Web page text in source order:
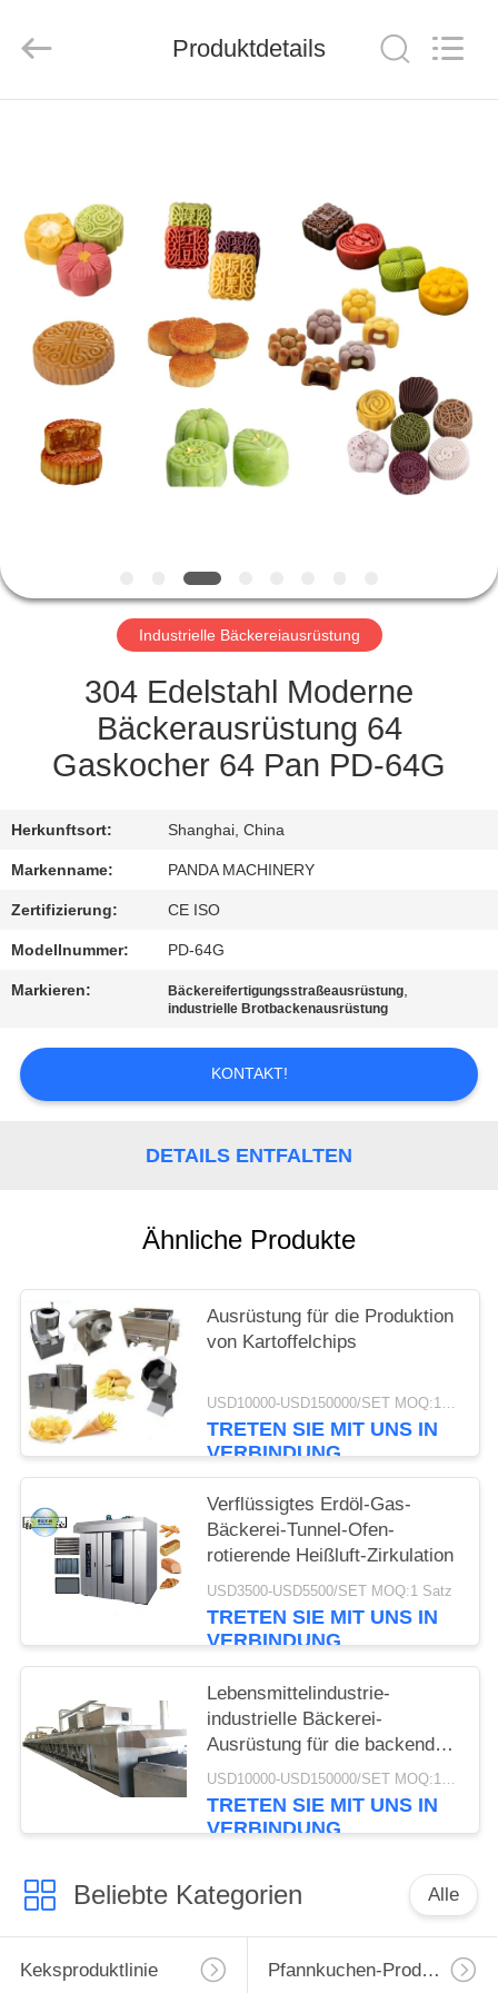
ÜBER
UNS
FABRIK-
QUALITÄTSKONTROLLE
SIE
MIT
VERBINDUNG
FORDERN
SIE
EIN
SITEMAP
PRIVACY
Reserved.
Developed
Produktdetails
Industrielle Bäckereiausrüstung
304 Edelstahl Moderne
Bäckerausrüstung 64
Gaskocher 64 Pan PD-64G
Herkunftsort: Shanghai, China
Markenname: PANDA MACHINERY
Zertifizierung: CE ISO
Modellnummer: PD-64G
Markieren: Bäckereifertigungsstraßeausrüstung,
industrielle Brotbackenausrüstung
KONTAKT!
DETAILS ENTFALTEN
Ähnliche Produkte
Ausrüstung für die Produktion
von Kartoffelchips
TRETEN SIE MIT UNS IN
VERBINDUNG
Verflüssigtes Erdöl-Gas-
Bäckerei-Tunnel-Ofen-
rotierende Heißluft-Zirkulation
USD3500-USD5500/SET MOQ:1 Satz
TRETEN SIE MIT UNS IN
VERBINDUNG
Lebensmittelindustrie-
industrielle Bäckerei-
Ausrüstung für die backenden
kleinen Kuchen automatisiert USD10000-USD150000/SET MOQ:1 Satz
TRETEN SIE MIT UNS IN
VERBINDUNG
Beliebte Kategorien Alle
Keksproduktlinie Pfannkuchen-Produktionslinie